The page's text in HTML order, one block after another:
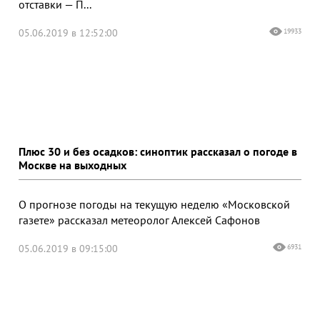
отставки — П...
05.06.2019 в 12:52:00 19933
Плюс 30 и без осадков: синоптик рассказал о погоде в
Москве на выходных
О прогнозе погоды на текущую неделю «Московской
газете» рассказал метеоролог Алексей Сафонов
05.06.2019 в 09:15:00 6931